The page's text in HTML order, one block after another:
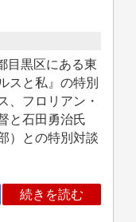
目黒区にある東
スと私』の特別
、フロリアン・
と石田勇治氏
）との特別対談
続きを読む